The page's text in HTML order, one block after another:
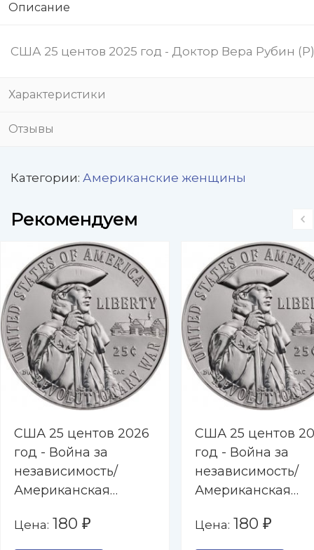
Описание
США 25 центов 2025 год - Доктор Вера Рубин (P)
Характеристики
Отзывы
Категории: Американские женщины
Рекомендуем
США 25 центов 2026
год - Война за
независимость/
Американская
война (D)
Цена: 180 ₽
США 25 центов
год - Война за
независимость/
Американская
война (P)
Цена: 180 ₽